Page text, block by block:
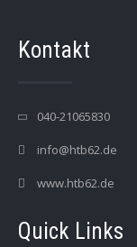
Kontakt
040-21065830
info@htb62.de
www.htb62.de
Quick Links